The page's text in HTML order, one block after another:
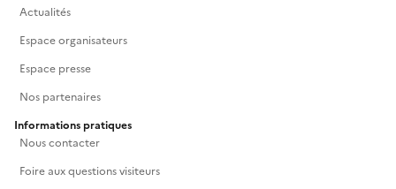
Actualités
Espace organisateurs
Espace presse
Nos partenaires
Informations pratiques
Nous contacter
Foire aux questions visiteurs